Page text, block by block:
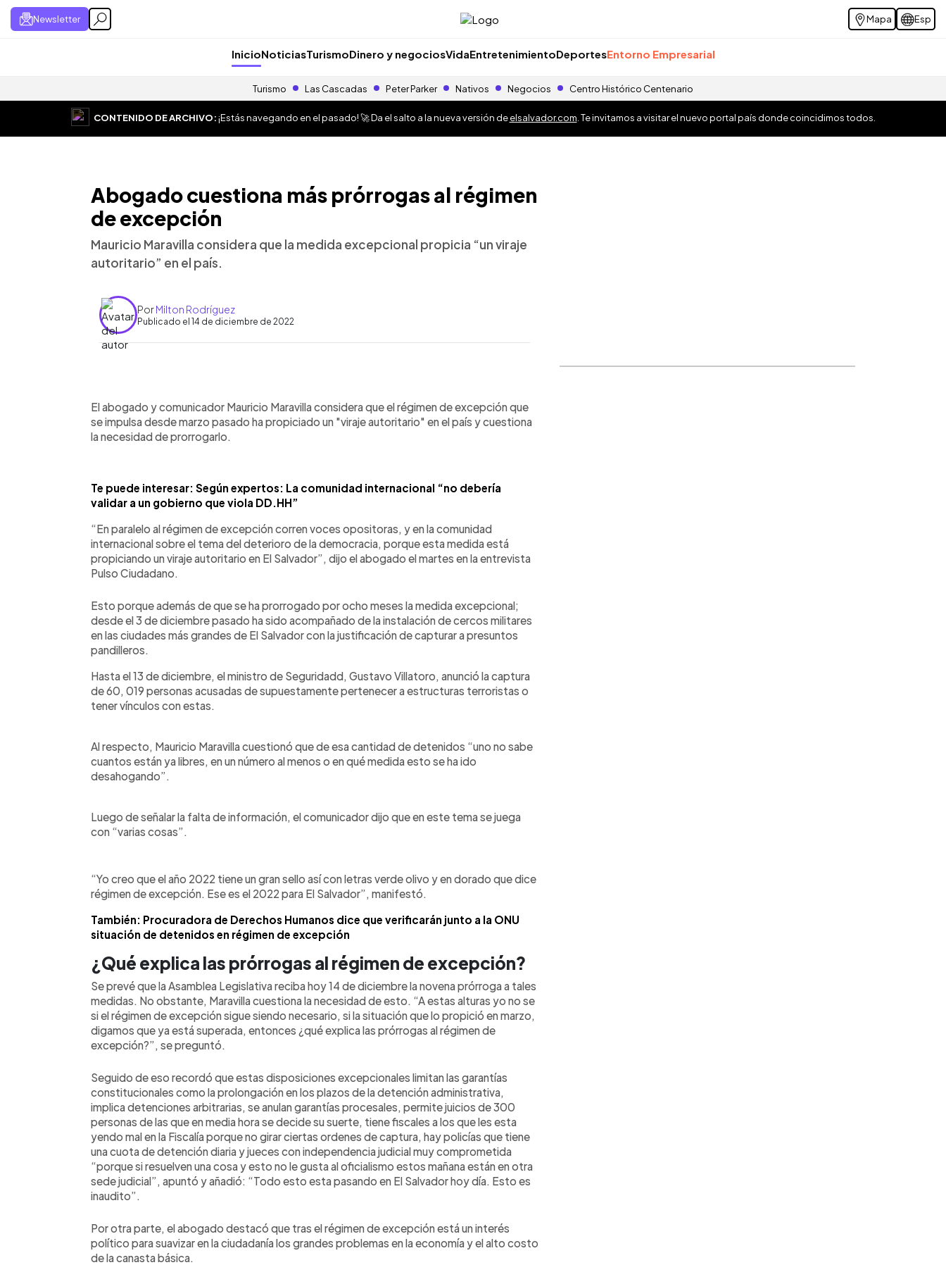
Newsletter Mapa Esp
InicioNoticiasTurismoDinero y negociosVidaEntretenimientoDeportesEntorno Empresarial
Turismo Las Cascadas Peter Parker Nativos Negocios Centro Histórico Centenario
CONTENIDO DE ARCHIVO:¡Estás navegando en el pasado! 🚀 Da el salto a la nueva versión deelsalvador.com . Te invitamos a visitar el nuevo portal país donde coincidimos todos.
Abogado cuestiona más prórrogas al régimen
de excepción
Mauricio Maravilla considera que la medida excepcional propicia “un viraje
autoritario” en el país.
PorMilton Rodríguez
Publicado el 14 de diciembre de 2022
► Escuchar artículo
El abogado y comunicador Mauricio Maravilla considera que el régimen de excepción que
se impulsa desde marzo pasado ha propiciado un "viraje autoritario" en el país y cuestiona
la necesidad de prorrogarlo.
Te puede interesar: Según expertos: La comunidad internacional “no debería
validar a un gobierno que viola DD.HH”
“En paralelo al régimen de excepción corren voces opositoras, y en la comunidad
internacional sobre el tema del deterioro de la democracia, porque esta medida está
propiciando un viraje autoritario en El Salvador”, dijo el abogado el martes en la entrevista
Pulso Ciudadano.
Esto porque además de que se ha prorrogado por ocho meses la medida excepcional;
desde el 3 de diciembre pasado ha sido acompañado de la instalación de cercos militares
en las ciudades más grandes de El Salvador con la justificación de capturar a presuntos
pandilleros.
Hasta el 13 de diciembre, el ministro de Seguridadd, Gustavo Villatoro, anunció la captura
de 60, 019 personas acusadas de supuestamente pertenecer a estructuras terroristas o
tener vínculos con estas.
Al respecto, Mauricio Maravilla cuestionó que de esa cantidad de detenidos “uno no sabe
cuantos están ya libres, en un número al menos o en qué medida esto se ha ido
desahogando”.
Luego de señalar la falta de información, el comunicador dijo que en este tema se juega
con “varias cosas”.
“Yo creo que el año 2022 tiene un gran sello así con letras verde olivo y en dorado que dice
régimen de excepción. Ese es el 2022 para El Salvador”, manifestó.
También: Procuradora de Derechos Humanos dice que verificarán junto a la ONU
situación de detenidos en régimen de excepción
¿Qué explica las prórrogas al régimen de excepción?
Se prevé que la Asamblea Legislativa reciba hoy 14 de diciembre la novena prórroga a tales
medidas. No obstante, Maravilla cuestiona la necesidad de esto. “A estas alturas yo no se
si el régimen de excepción sigue siendo necesario, si la situación que lo propició en marzo,
digamos que ya está superada, entonces ¿qué explica las prórrogas al régimen de
excepción?”, se preguntó.
Seguido de eso recordó que estas disposiciones excepcionales limitan las garantías
constitucionales como la prolongación en los plazos de la detención administrativa,
implica detenciones arbitrarias, se anulan garantías procesales, permite juicios de 300
personas de las que en media hora se decide su suerte, tiene fiscales a los que les esta
yendo mal en la Fiscalía porque no girar ciertas ordenes de captura, hay policías que tiene
una cuota de detención diaria y jueces con independencia judicial muy comprometida
“porque si resuelven una cosa y esto no le gusta al oficialismo estos mañana están en otra
sede judicial”, apuntó y añadió: “Todo esto esta pasando en El Salvador hoy día. Esto es
inaudito”.
Por otra parte, el abogado destacó que tras el régimen de excepción está un interés
político para suavizar en la ciudadanía los grandes problemas en la economía y el alto costo
de la canasta básica.